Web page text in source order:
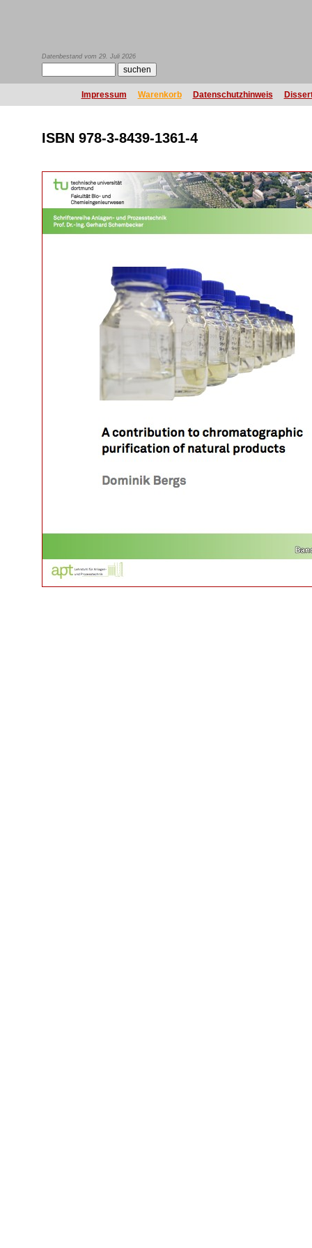
Datenbestand vom 29. Juli 2026
Impressum Warenkorb Datenschutzhinweis
ISBN 978-3-8439-1361-4